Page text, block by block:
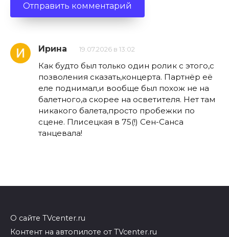
Ирина 19.07.2026 в 13:02
Как будто был только один ролик с этого,с
позволения сказать,концерта. Партнёр её
еле поднимал,и вообще был похож не на
балетного,а скорее на осветителя. Нет там
никакого балета,просто пробежки по
сцене. Плисецкая в 75(!) Сен-Санса
танцевала!
О сайте TVcenter.ru
Контент на автопилоте от TVcenter.ru